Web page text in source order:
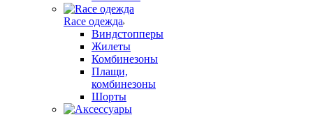
Race одежда
Виндстопперы
Жилеты
Комбинезоны
Плащи,
комбинезоны
Шорты